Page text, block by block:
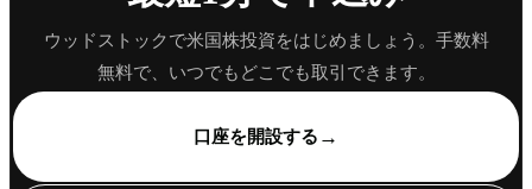
ウッドストックで米国株投資をはじめましょう。手数料
無料で、いつでもどこでも取引できます。
口座を開設する →